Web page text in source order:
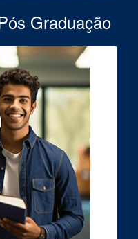
Graduação